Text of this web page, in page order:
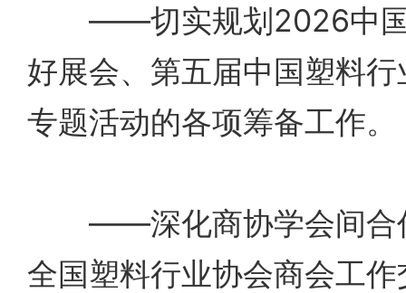
——切实规划2026中国
好展会、第五届中国塑料
专题活动的各项筹备工作。
——深化商协学会间合
全国塑料行业协会商会工